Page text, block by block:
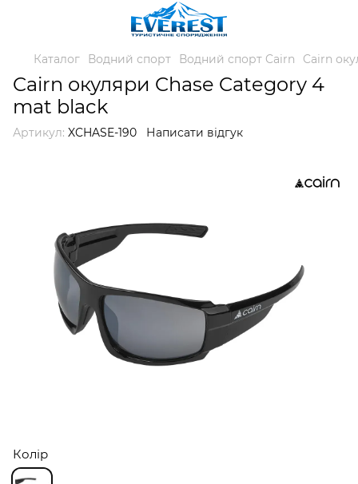
Каталог Водний спорт Водний спорт Cairn Cairn
Cairn окуляри Chase Category 4
mat black
Артикул: XCHASE-190 Написати відгук
Колір